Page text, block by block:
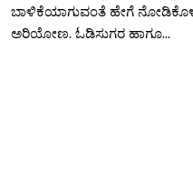
ಬಾಳಿಕೆಯಾಗುವಂತೆ ಹೇಗೆ
ಅರಿಯೋಣ. ಓಡಿಸುಗರ ಹಾಗೂ...